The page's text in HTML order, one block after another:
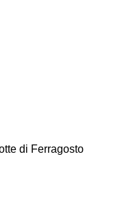
di Ferragosto